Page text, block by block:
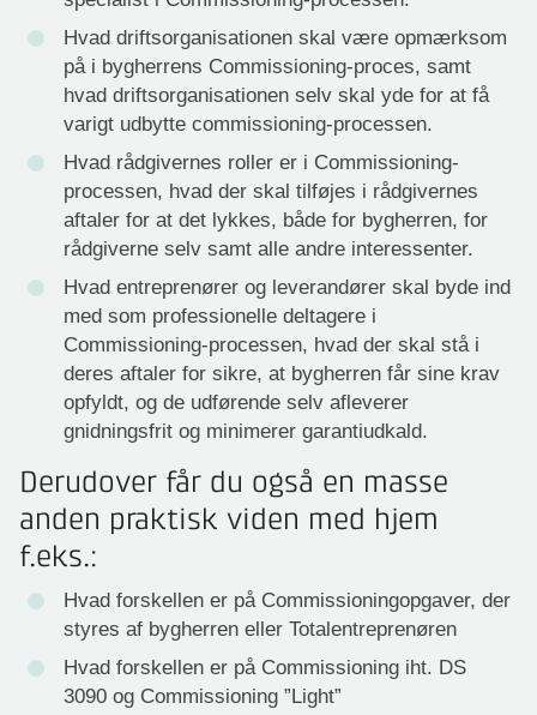
Hvad driftsorganisationen skal være opmærksom
på i bygherrens Commissioning-proces, samt
hvad driftsorganisationen selv skal yde for at få
varigt udbytte commissioning-processen.
Hvad rådgivernes roller er i Commissioning-
processen, hvad der skal tilføjes i rådgivernes
aftaler for at det lykkes, både for bygherren, for
rådgiverne selv samt alle andre interessenter.
Hvad entreprenører og leverandører skal byde ind
med som professionelle deltagere i
Commissioning-processen, hvad der skal stå i
deres aftaler for sikre, at bygherren får sine krav
opfyldt, og de udførende selv afleverer
gnidningsfrit og minimerer garantiudkald.
Derudover får du også en masse
anden praktisk viden med hjem
f.eks.:
Hvad forskellen er på Commissioningopgaver, der
styres af bygherren eller Totalentreprenøren
Hvad forskellen er på Commissioning iht. DS
3090 og Commissioning ”Light”